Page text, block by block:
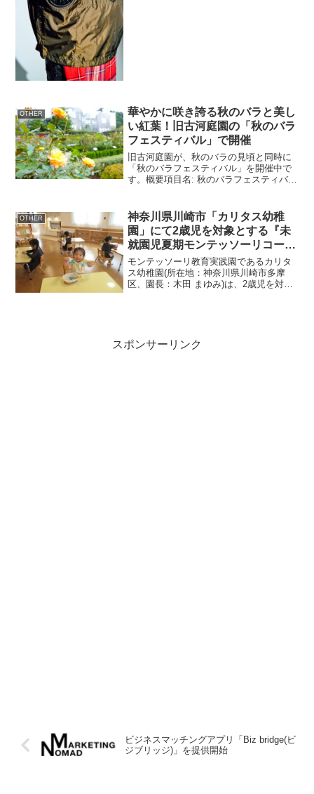
OTHER
華やかに咲き誇る秋のバラと美し
い紅葉！旧古河庭園の「秋のバラ
フェスティバル」で開催
旧古河庭園が、秋のバラの見頃と同時に
「秋のバラフェスティバル」を開催中で
す。概要項目名: 秋のバラフェスティバル
16時30分）特徴: 秋バラ限定の「...
OTHER
神奈川県川崎市「カリタス幼稚
園」にて2歳児を対象とする『未
就園児夏期モンテッソーリコー
ス』を7月・8月に開催
モンテッソーリ教育実践園であるカリタ
ス幼稚園(所在地：神奈川県川崎市多摩
区、園長：木田 まゆみ)は、2歳児を対象
スポンサーリンク
ビジネスマッチングアプリ「Biz bridge(ビ
ジブリッジ)」を提供開始